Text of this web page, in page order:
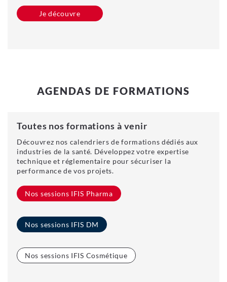
Je découvre
AGENDAS DE FORMATIONS
Toutes nos formations à venir
Découvrez nos calendriers de formations dédiés aux
industries de la santé. Développez votre expertise
technique et réglementaire pour sécuriser la
performance de vos projets.
Nos sessions IFIS Pharma
Nos sessions IFIS DM
Nos sessions IFIS Cosmétique